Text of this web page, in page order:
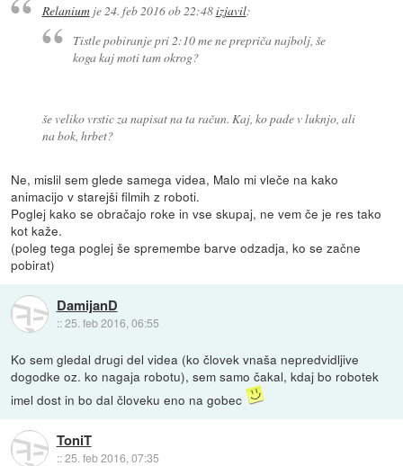
Relaniumje24. feb 2016 ob 22:48izjavil:
Tistle pobiranje pri 2:10 me ne prepriča najbolj, še
koga kaj moti tam okrog?
še veliko vrstic za napisat na ta račun. Kaj, ko pade v luknjo, ali
na bok, hrbet?
Ne, mislil sem glede samega videa, Malo mi vleče na kako
animacijo v starejši filmih z roboti.
Poglej kako se obračajo roke in vse skupaj, ne vem če je res tako
kot kaže.
(poleg tega poglej še spremembe barve odzadja, ko se začne
pobirat)
DamijanD
::25. feb 2016, 06:55
Ko sem gledal drugi del videa (ko človek vnaša nepredvidljive
dogodke oz. ko nagaja robotu), sem samo čakal, kdaj bo robotek
imel dost in bo dal človeku eno na gobec
ToniT
::25. feb 2016, 07:35